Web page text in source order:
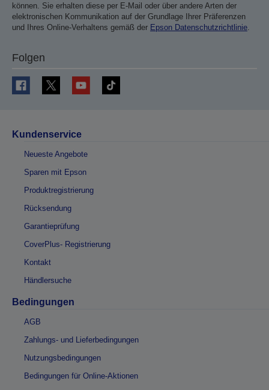
können. Sie erhalten diese per E-Mail oder über andere Arten der
elektronischen Kommunikation auf der Grundlage Ihrer Präferenzen
und Ihres Online-Verhaltens gemäß der Epson Datenschutzrichtlinie
Folgen
Kundenservice
Neueste Angebote
Sparen mit Epson
Produktregistrierung
Rücksendung
Garantieprüfung
CoverPlus- Registrierung
Kontakt
Händlersuche
Bedingungen
AGB
Zahlungs- und Lieferbedingungen
Nutzungsbedingungen
Bedingungen für Online-Aktionen